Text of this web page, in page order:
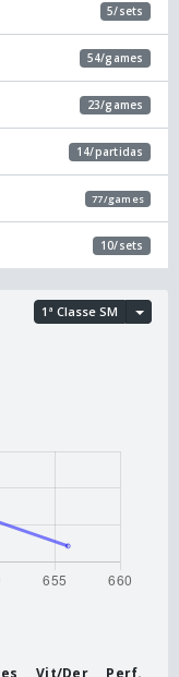
5/sets
54/games
23/games
14/partidas
77/games
10/sets
1ª Classe SM